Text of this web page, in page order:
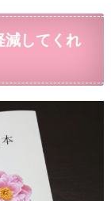
減してくれ